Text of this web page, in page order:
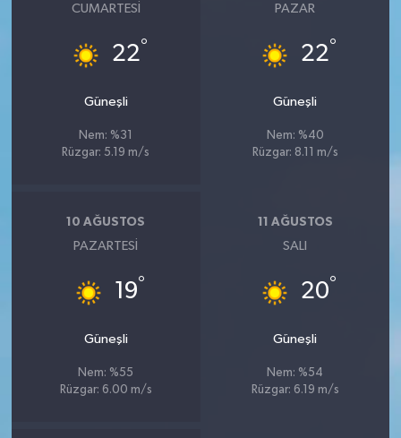
CUMARTESI
22°
Güneşli
Nem: %31
Rüzgar: 5.19 m/s
PAZAR
22°
Güneşli
Nem: %40
Rüzgar: 8.11 m/s
10 AĞUSTOS
PAZARTESI
19°
Güneşli
Nem: %55
Rüzgar: 6.00 m/s
11 AĞUSTOS
SALI
20°
Güneşli
Nem: %54
Rüzgar: 6.19 m/s